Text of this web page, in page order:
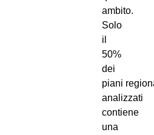
ambito.
Solo
il
50%
dei
piani
analizzati
contiene
una